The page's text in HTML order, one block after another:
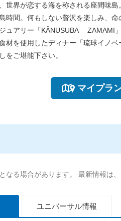
世界が恋する海を称される座間味
時間。何もしない贅沢を楽しみ、命
ュアリー「KǍNUSUBA ZAMAMI
材を使用したディナー「琉球イノベ
をご堪能下さい。
マイプラ
なる場合があります。 最新情報は
ユニバーサル情報